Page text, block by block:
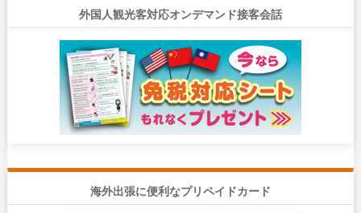
外国人観光客対応オンデマンド接客会話
海外出張に便利なプリペイドカード